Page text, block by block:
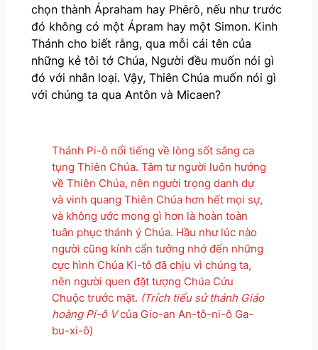
chọn thành Ápraham hay Phêrô, nếu như trước
đó không có một Ápram hay một Simon. Kinh
Thánh cho biết rằng, qua mỗi cái tên của
những kẻ tôi tớ Chúa, Người đều muốn nói gì
đó với nhân loại. Vậy, Thiên Chúa muốn nói gì
với chúng ta qua Antôn và Micaen?
Thánh Pi-ô nổi tiếng về lòng sốt sắng ca
tụng Thiên Chúa. Tâm tư người luôn hướng
về Thiên Chúa, nên người trọng danh dự
và vinh quang Thiên Chúa hơn hết mọi sự,
và không ước mong gì hơn là hoàn toàn
tuân phục thánh ý Chúa. Hầu như lúc nào
người cũng kính cẩn tưởng nhớ đến những
cực hình Chúa Ki-tô đã chịu vì chúng ta,
nên người quen đặt tượng Chúa Cứu
Chuộc trước mặt. (Trích tiểu sử thánh Giáo
hoàng Pi-ô Vcủa Gio-an An-tô-ni-ô Ga-
bu-xi-ô)